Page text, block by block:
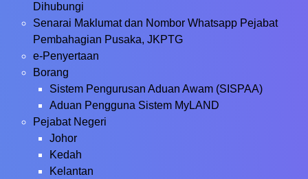
Dihubungi
Senarai Maklumat dan Nombor Whatsapp Pejabat
Pembahagian Pusaka, JKPTG
e-Penyertaan
Borang
Sistem Pengurusan Aduan Awam (SISPAA)
Aduan Pengguna Sistem MyLAND
Pejabat Negeri
Johor
Kedah
Kelantan